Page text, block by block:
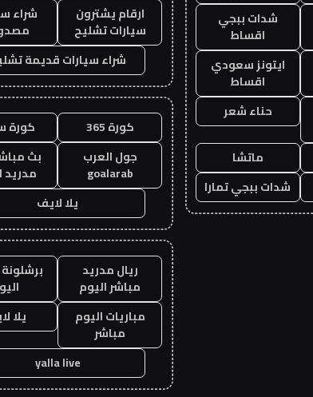
شدات ببجي
اقساط
ايتونز سعودي
اقساط
حناء شعر
ماتشا
شدات ببجي تمارا
ارقام يشترون
سيارات تشليح
شراء
شراء سيارات قديمة
كورة 365
كورة
جول العرب
goalarab
بث
مدريد
يلا لايف
ريال مدريد
مباشر اليوم
مباريات اليوم
مباشر
يلا
yalla live